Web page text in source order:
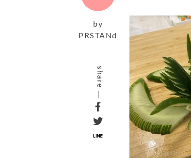
by
PRSTANd
share